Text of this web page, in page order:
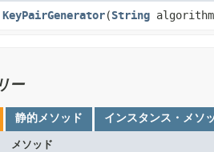
KeyPairGenerator​(String
ー
静的メソッド インスタンス・メソ
メソッド